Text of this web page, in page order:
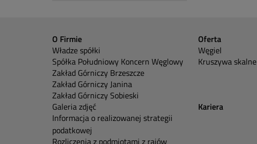
O Firmie
Władze spółki
Spółka Południowy Koncern Węglowy
Zakład Górniczy Brzeszcze
Zakład Górniczy Janina
Zakład Górniczy Sobieski
Galeria zdjęć
Informacja o realizowanej strategii
podatkowej
Rozliczenia z podmiotami z rajów
Oferta
Węgiel
Kruszywa skalne
Kariera